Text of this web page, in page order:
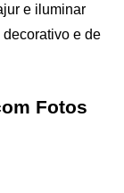
e iluminar
e de
Fotos